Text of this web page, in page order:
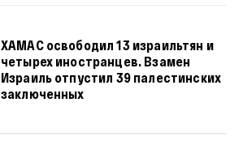
ХАМАС освободил 13 израильтян и
четырех иностранцев. Взамен
Израиль отпустил 39 палестинских
заключенных